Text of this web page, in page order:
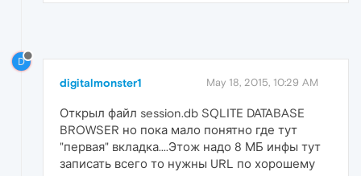
D
digitalmonster1 May 18, 2015, 10:29 AM
Открыл файл session.db SQLITE DATABASE
BROWSER но пока мало понятно где тут
"первая" вкладка....Этож надо 8 МБ инфы тут
записать всего то нужны URL по хорошему